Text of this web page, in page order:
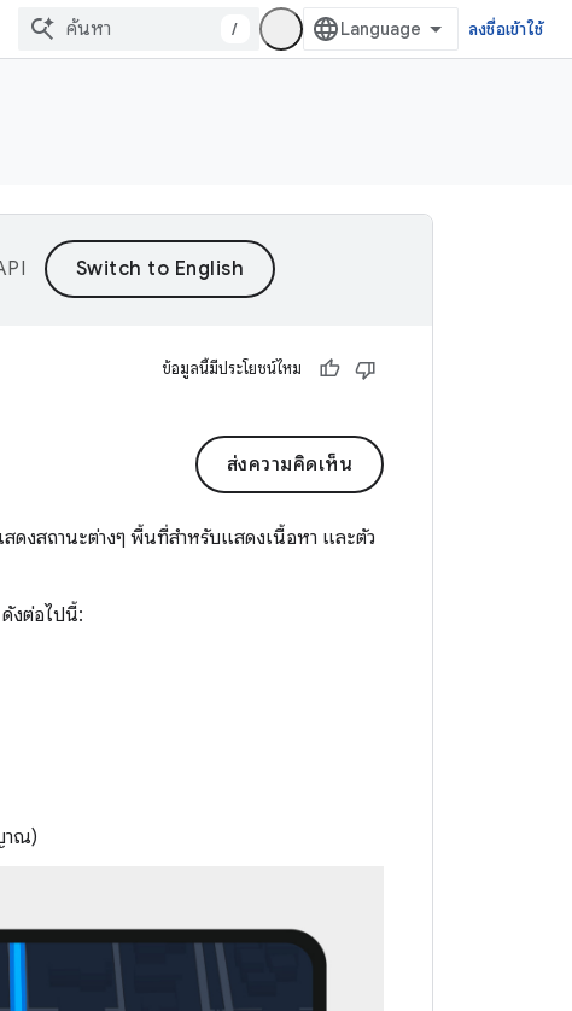
/ ลงชื่อเข้าใช้
ข้อมูลนี้มีประโยชน์ไหม
ส่งความคิดเห็น
ดงสถานะต่างๆ พื้นที่สำหรับแสดงเนื้อหา และตัว
ดังต่อไปนี้:
าณ)